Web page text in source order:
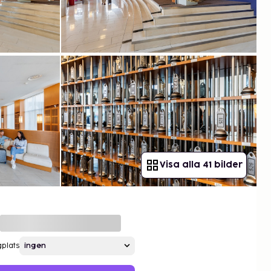
Visa alla 41 bilder